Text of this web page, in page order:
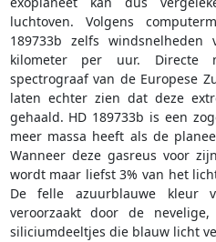
luchtoven. Volgens
189733b zelfs
kilometer per uur. Directe
spectrograaf van de Europese
laten echter zien dat deze
gehaald. HD 189733b is een
meer massa heeft als de
Wanneer deze gasreus voor
wordt maar liefst 3% van het
De felle azuurblauwe kleur
veroorzaakt door de
siliciumdeeltjes die blauw licht